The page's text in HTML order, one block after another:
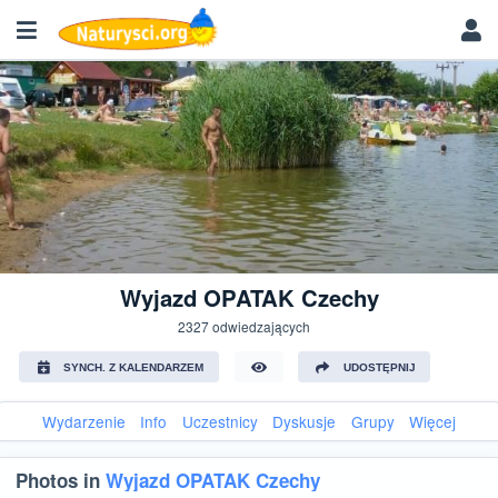
Wyjazd OPATAK Czechy
2327 odwiedzających
SYNCH. Z KALENDARZEM UDOSTĘPNIJ
Wydarzenie Info Uczestnicy Dyskusje Grupy Więcej
Photos in Wyjazd OPATAK Czechy